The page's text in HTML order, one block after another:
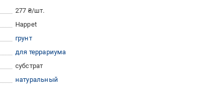
277 ₴/шт.
Happet
грунт
для террариума
субстрат
натуральный